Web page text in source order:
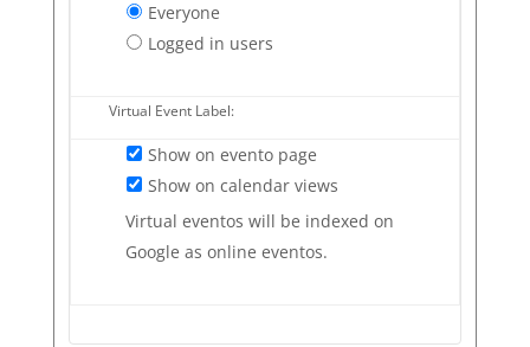
Everyone
Logged in users
Virtual Event Label:
Show on evento page
Show on calendar views
Virtual eventos will be indexed on
Google as online eventos.